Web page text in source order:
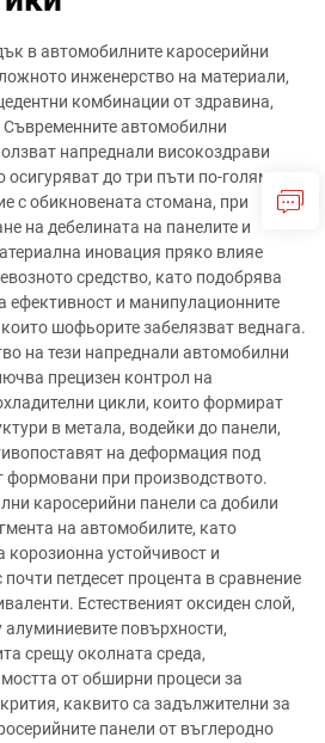
в автомобилните каросерийни
инженерство на материали,
комбинации от здравина,
автомобилни
напреднали високоздрави
до три пъти по-голяма
с обикновената стомана, при
на дебелината на панелите и
иновация пряко влияе
средство, като подобрява
ефективност и манипулационните
шофьорите забелязват веднага.
на тези напреднали автомобилни
прецизен контрол на
цикли, които формират
в метала, водейки до панели,
на деформация под
формовани при производството.
каросерийни панели са добили
на автомобилите, като
корозионна устойчивост и
петдесет процента в сравнение
Естественият оксиден слой,
алуминиевите повърхности,
срещу околната среда,
от обширни процеси за
каквито са задължителни за
панели от въглеродно